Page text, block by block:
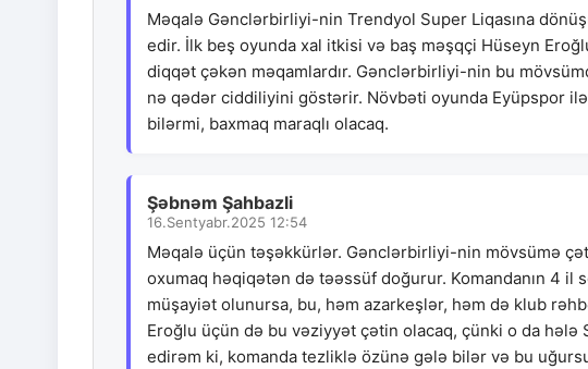
Məqalə Gənclərbirliyi-nin Trendyol Super Liqasına
edir. İlk beş oyunda xal itkisi və baş məşqçi Hüseyn
diqqət çəkən məqamlardır. Gənclərbirliyi-nin bu
nə qədər ciddiliyini göstərir. Növbəti oyunda Eyüpspor
bilərmi, baxmaq maraqlı olacaq.
Şəbnəm Şahbazli
16.Sentyabr.2025 12:54
Məqalə üçün təşəkkürlər. Gənclərbirliyi-nin mövsümə
oxumaq həqiqətən də təəssüf doğurur. Komandanın 4 il
müşayiət olunursa, bu, həm azarkeşlər, həm də klub
Eroğlu üçün də bu vəziyyət çətin olacaq, çünki o da
edirəm ki, komanda tezliklə özünə gələ bilər və bu